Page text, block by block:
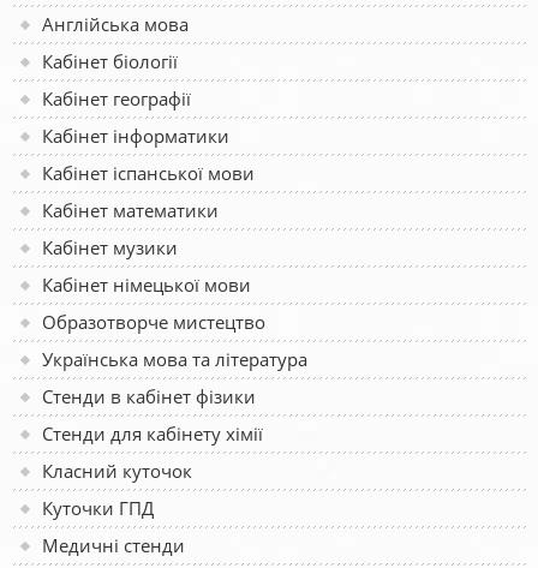
Англійська мова
Кабінет біології
Кабінет географії
Кабінет інформатики
Кабінет іспанської мови
Кабінет математики
Кабінет музики
Кабінет німецької мови
Образотворче мистецтво
Українська мова та література
Стенди в кабінет фізики
Стенди для кабінету хімії
Класний куточок
Куточки ГПД
Медичні стенди